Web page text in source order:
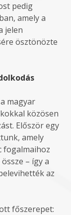
pedig
amely a
jelen
ösztönözte
magyar
közösen
Először egy
amely
fogalmaihoz
– így a
az
főszerepet: